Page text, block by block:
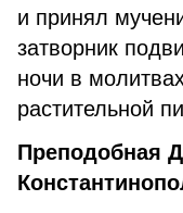
и принял
затворник
ночи в
растительной
Преподобная